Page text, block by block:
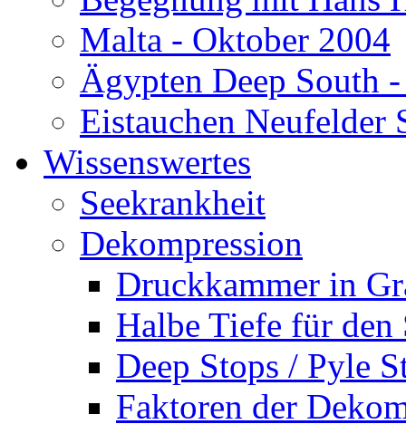
Malta - Oktober 2004
Ägypten Deep South
Eistauchen Neufelder
Wissenswertes
Seekrankheit
Dekompression
Druckkammer in
Halbe Tiefe für den
Deep Stops / Pyle
Faktoren der